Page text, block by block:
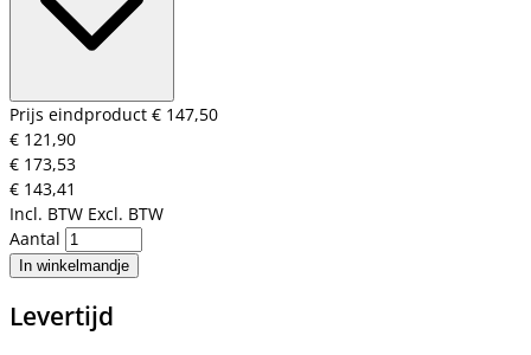
Prijs eindproduct € 147,50
€ 121,90
€ 173,53
€ 143,41
Incl. BTW Excl. BTW
Aantal
In winkelmandje
Levertijd